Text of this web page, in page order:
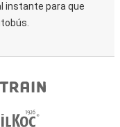
instante para que